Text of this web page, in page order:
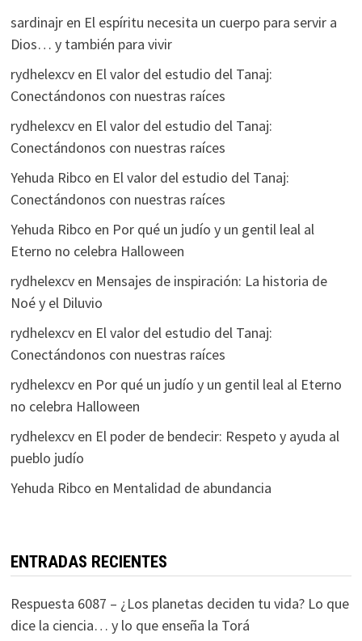
sardinajren El espíritu necesita un cuerpo para servir a
Dios… y también para vivir
rydhelexcven El valor del estudio del Tanaj:
Conectándonos con nuestras raíces
rydhelexcven El valor del estudio del Tanaj:
Conectándonos con nuestras raíces
Yehuda Ribco en El valor del estudio del Tanaj:
Conectándonos con nuestras raíces
Yehuda Ribco en Por qué un judío y un gentil leal al
Eterno no celebra Halloween
rydhelexcven Mensajes de inspiración: La historia de
Noé y el Diluvio
rydhelexcven El valor del estudio del Tanaj:
Conectándonos con nuestras raíces
rydhelexcven Por qué un judío y un gentil leal al Eterno
no celebra Halloween
rydhelexcven El poder de bendecir: Respeto y ayuda al
pueblo judío
Yehuda Ribco en Mentalidad de abundancia
ENTRADAS RECIENTES
Respuesta 6087 – ¿Los planetas deciden tu vida? Lo que
dice la ciencia… y lo que enseña la Torá